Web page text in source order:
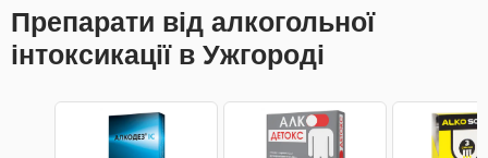
Препарати від алкогольної
інтоксикації в Ужгороді